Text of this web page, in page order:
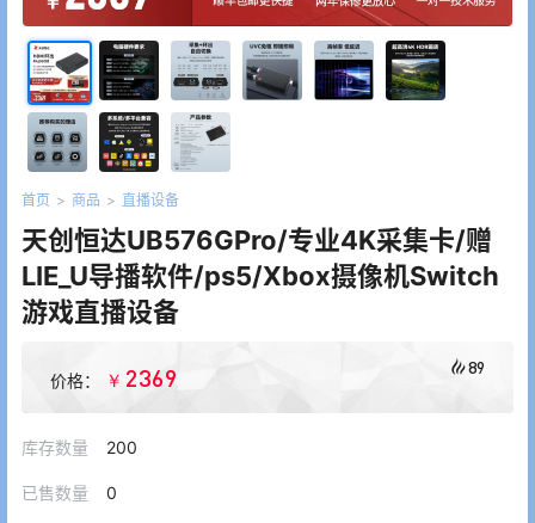
首页 > 商品 > 直播设备
天创恒达UB576GPro/专业4K采集卡/赠
LIE_U导播软件/ps5/Xbox摄像机Switch
游戏直播设备
价格： ￥ 2369 89
库存数量 200
已售数量 0